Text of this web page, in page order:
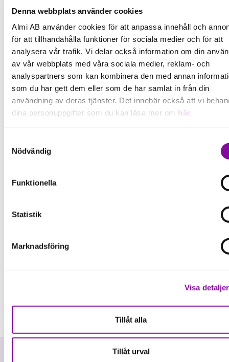
Denna webbplats använder cookies
Almi AB använder cookies för att anpassa innehåll och
för att tillhandahålla funktioner för sociala medier och för att
analysera vår trafik. Vi delar också information om din
av vår webbplats med våra sociala medier, reklam- och
analyspartners som kan kombinera den med annan
som du har gett dem eller som de har samlat in från din
användning av deras tjänster. Det innebär också att vi
dina personuppgifter som du kan läsa mer om här .
delning av information enligt ovan, inte att ske, förutom för
som är nödvändiga för att hemsidan ska fungera se mer
Nödvändig
Funktionella
Statistik
Marknadsföring
Visa detaljer
Tillåt alla
Tillåt urval
Stödet täcker en betydande del av
Varumärken och designskydd (både nationellt och
inom EU)
Patent (för att skydda dina tekniska uppfinningar).
Viktigt att tänka på